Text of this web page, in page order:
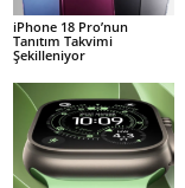
iPhone 18 Pro’nun
Tanıtım Takvimi
Şekilleniyor